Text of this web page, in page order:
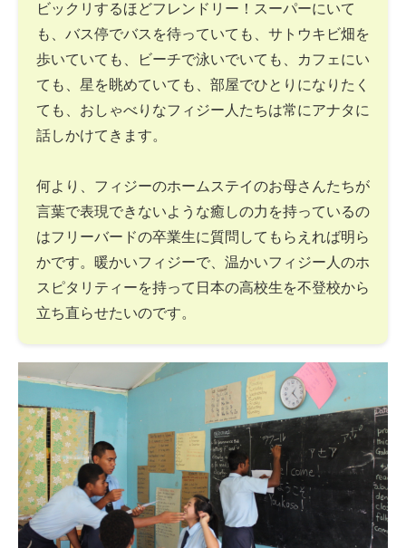
ビックリするほどフレンドリー！スーパーにいて
も、バス停でバスを待っていても、サトウキビ畑を
歩いていても、ビーチで泳いでいても、カフェにい
ても、星を眺めていても、部屋でひとりになりたく
ても、おしゃべりなフィジー人たちは常にアナタに
話しかけてきます。
何より、フィジーのホームステイのお母さんたちが
言葉で表現できないような癒しの力を持っているの
はフリーバードの卒業生に質問してもらえれば明ら
かです。暖かいフィジーで、温かいフィジー人のホ
スピタリティーを持って日本の高校生を不登校から
立ち直らせたいのです。